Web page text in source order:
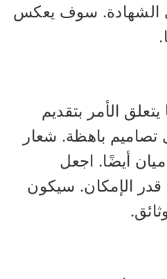
سوف يعكس
الأمر بتقديم
باهظة. شعار
أيضًا. اجعل
الإمكان. سيكون